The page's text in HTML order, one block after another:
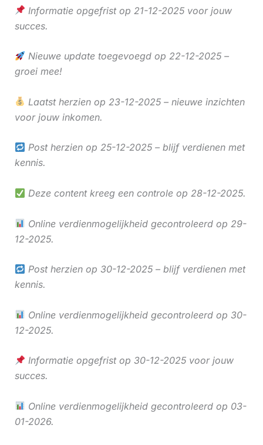
Informatie opgefrist op 21-12-2025 voor jouw
succes.
Nieuwe update toegevoegd op 22-12-2025 –
groei mee!
Laatst herzien op 23-12-2025 – nieuwe inzichten
voor jouw inkomen.
Post herzien op 25-12-2025 – blijf verdienen met
kennis.
Deze content kreeg een controle op 28-12-2025.
Online verdienmogelijkheid gecontroleerd op 29-
12-2025.
Post herzien op 30-12-2025 – blijf verdienen met
kennis.
Online verdienmogelijkheid gecontroleerd op 30-
12-2025.
Informatie opgefrist op 30-12-2025 voor jouw
succes.
Online verdienmogelijkheid gecontroleerd op 03-
01-2026.